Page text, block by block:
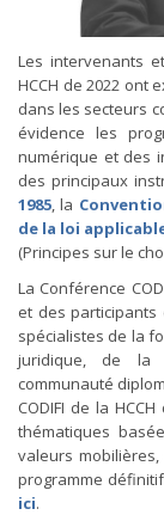
Les intervenants
HCCH de 2022 ont
dans les secteurs
évidence les
numérique et des
des principaux
1985, la
de la loi
(Principes sur le
La Conférence
et des participants
spécialistes de la
juridique, de la
communauté
CODIFI de la
thématiques
valeurs
programme
ici.